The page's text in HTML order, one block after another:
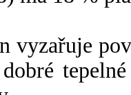
vyzařuje